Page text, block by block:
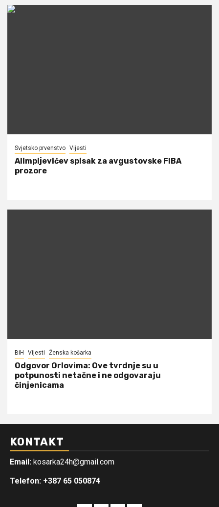
Svjetsko prvenstvo Vijesti
Alimpijevićev spisak za avgustovske FIBA
prozore
BiH Vijesti Ženska košarka
Odgovor Orlovima: ​Ove tvrdnje su u
potpunosti netačne i ne odgovaraju
činjenicama
KONTAKT
Email: kosarka24h@gmail.com
Telefon: +387 65 050874